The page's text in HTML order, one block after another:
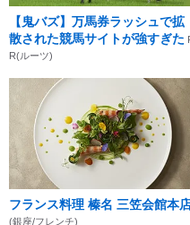
【鬼バズ】万馬券ラッシュで拡
散された競馬サイトが強すぎた
R(ルーツ)
フランス料理 榛名 三笠会館本
(銀座/フレンチ)